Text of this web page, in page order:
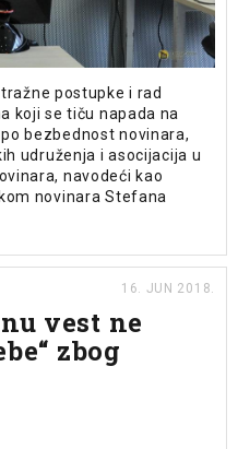
postupke i rad
koji se tiču napada na
bezbednost novinara,
udruženja i asocijacija u
navodeći kao
novinara Stefana
16. JUN 2018.
vest ne
zbog